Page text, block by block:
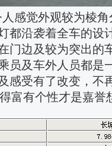
感觉外观较为棱
都沿袭着全车的设
门边及较为突出的
员及车外人员都是
感受有了改变，不
富有个性才是嘉誉